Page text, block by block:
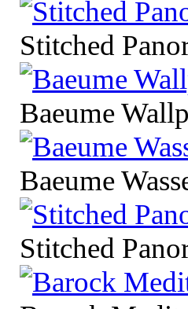
Stitched
Baeume
Baeume
Stitched